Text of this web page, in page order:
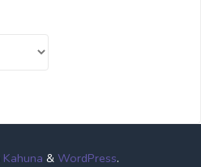
Kahuna & WordPress.